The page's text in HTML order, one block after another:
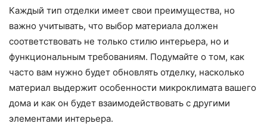
Каждый тип отделки имеет свои преимущества, но
важно учитывать, что выбор материала должен
соответствовать не только стилю интерьера, но и
функциональным требованиям. Подумайте о том, как
часто вам нужно будет обновлять отделку, насколько
материал выдержит особенности микроклимата вашего
дома и как он будет взаимодействовать с другими
элементами интерьера.